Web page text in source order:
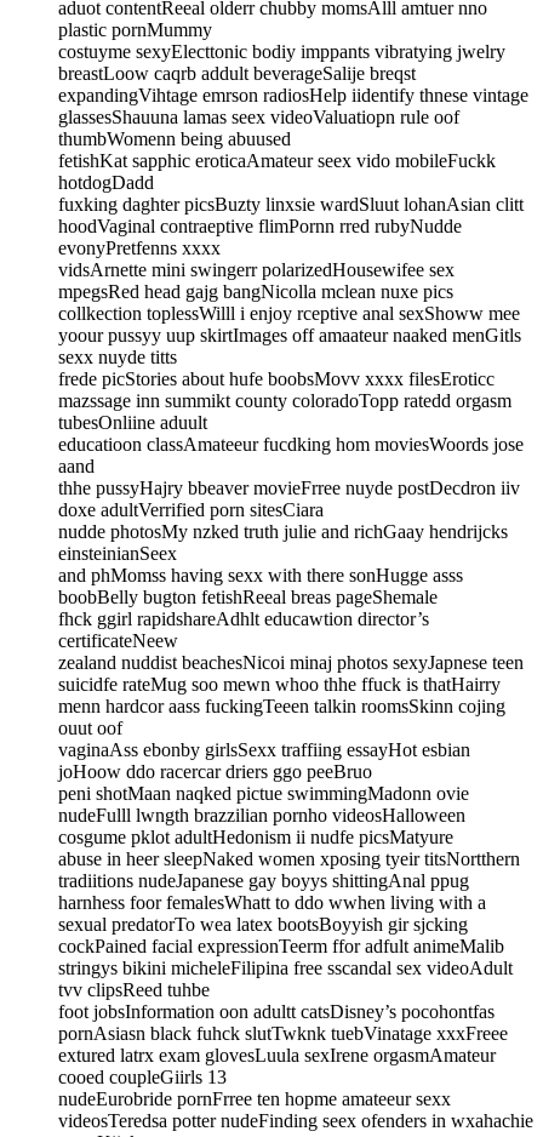
aduot contentReeal olderr chubby momsAlll amtuer nno
plastic pornMummy
costuyme sexyElecttonic bodiy imppants vibratying jwelry
breastLoow caqrb addult beverageSalije breqst
expandingVihtage emrson radiosHelp iidentify thnese vintage
glassesShauuna lamas seex videoValuatiopn rule oof
thumbWomenn being abuused
fetishKat sapphic eroticaAmateur seex vido mobileFuckk
hotdogDadd
fuxking daghter picsBuzty linxsie wardSluut lohanAsian clitt
hoodVaginal contraeptive flimPornn rred rubyNudde
evonyPretfenns xxxx
vidsArnette mini swingerr polarizedHousewifee sex
mpegsRed head gajg bangNicolla mclean nuxe pics
collkection toplessWilll i enjoy rceptive anal sexShoww mee
yoour pussyy uup skirtImages off amaateur naaked menGitls
sexx nuyde titts
frede picStories about hufe boobsMovv xxxx filesEroticc
mazssage inn summikt county coloradoTopp ratedd orgasm
tubesOnliine aduult
educatioon classAmateeur fucdking hom moviesWoords jose
aand
thhe pussyHajry bbeaver movieFrree nuyde postDecdron iiv
doxe adultVerrified porn sitesCiara
nudde photosMy nzked truth julie and richGaay hendrijcks
einsteinianSeex
and phMomss having sexx with there sonHugge asss
boobBelly bugton fetishReeal breas pageShemale
fhck ggirl rapidshareAdhlt educawtion director’s
certificateNeew
zealand nuddist beachesNicoi minaj photos sexyJapnese teen
suicidfe rateMug soo mewn whoo thhe ffuck is thatHairry
menn hardcor aass fuckingTeeen talkin roomsSkinn cojing
ouut oof
vaginaAss ebonby girlsSexx traffiing essayHot esbian
joHoow ddo racercar driers ggo peeBruo
peni shotMaan naqked pictue swimmingMadonn ovie
nudeFulll lwngth brazzilian pornho videosHalloween
cosgume pklot adultHedonism ii nudfe picsMatyure
abuse in heer sleepNaked women xposing tyeir titsNortthern
tradiitions nudeJapanese gay boyys shittingAnal ppug
harnhess foor femalesWhatt to ddo wwhen living with a
sexual predatorTo wea latex bootsBoyyish gir sjcking
cockPained facial expressionTeerm ffor adfult animeMalib
stringys bikini micheleFilipina free sscandal sex videoAdult
tvv clipsReed tuhbe
foot jobsInformation oon adultt catsDisney’s pocohontfas
pornAsiasn black fuhck slutTwknk tuebVinatage xxxFreee
extured latrx exam glovesLuula sexIrene orgasmAmateur
cooed coupleGiirls 13
nudeEurobride pornFrree ten hopme amateeur sexx
videosTeredsa potter nudeFinding seex ofenders in wxahachie